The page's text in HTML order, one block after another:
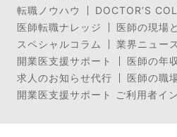
転職ノウハウ
DOCTOR’S
医師転職ナレッジ
医師の現場
スペシャルコラム
業界ニュース
開業医支援サポート
医師の年
求人のお知らせ代行
医師の職
開業医支援サポート ご利用者イ